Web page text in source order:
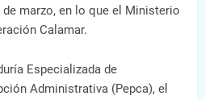
marzo, en lo que el Ministerio
Calamar.
Especializada de
Administrativa (Pepca), el